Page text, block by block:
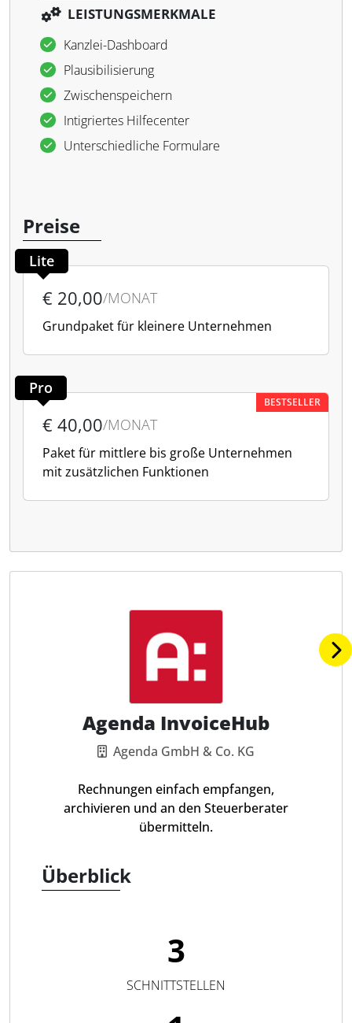
LEISTUNGSMERKMALE
Kanzlei-Dashboard
Plausibilisierung
Zwischenspeichern
Intigriertes Hilfecenter
Unterschiedliche Formulare
Preise
Lite
€ 20,00/MONAT
Grundpaket für kleinere Unternehmen
Pro
BESTSELLER
€ 40,00/MONAT
Paket für mittlere bis große Unternehmen
mit zusätzlichen Funktionen
Agenda InvoiceHub
Agenda GmbH & Co. KG
Rechnungen einfach empfangen,
archivieren und an den Steuerberater
übermitteln.
Überblick
3
SCHNITTSTELLEN